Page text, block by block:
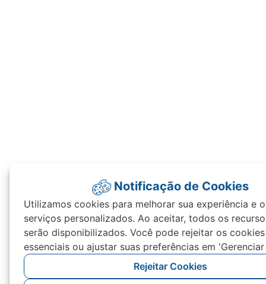
Notificação de Cookies
Utilizamos cookies para melhorar sua experiência e
serviços personalizados. Ao aceitar, todos os
serão disponibilizados. Você pode rejeitar os
essenciais ou ajustar suas preferências em
Rejeitar Cookies